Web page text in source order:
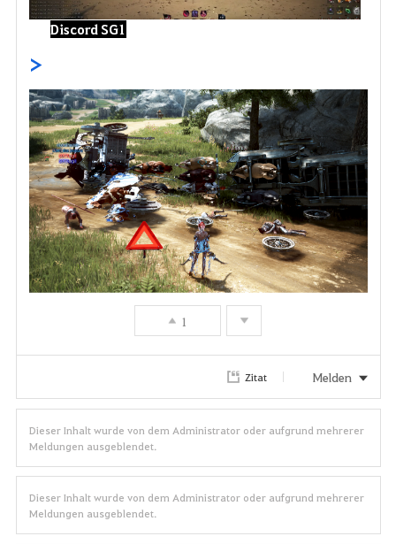
Discord SG1
>
1
Zitat Melden
Dieser Inhalt wurde von dem Administrator oder aufgrund mehrerer
Meldungen ausgeblendet.
Dieser Inhalt wurde von dem Administrator oder aufgrund mehrerer
Meldungen ausgeblendet.